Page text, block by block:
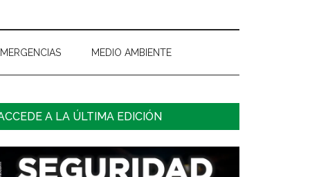
MEDIO AMBIENTE
A LA ÚLTIMA EDICIÓN